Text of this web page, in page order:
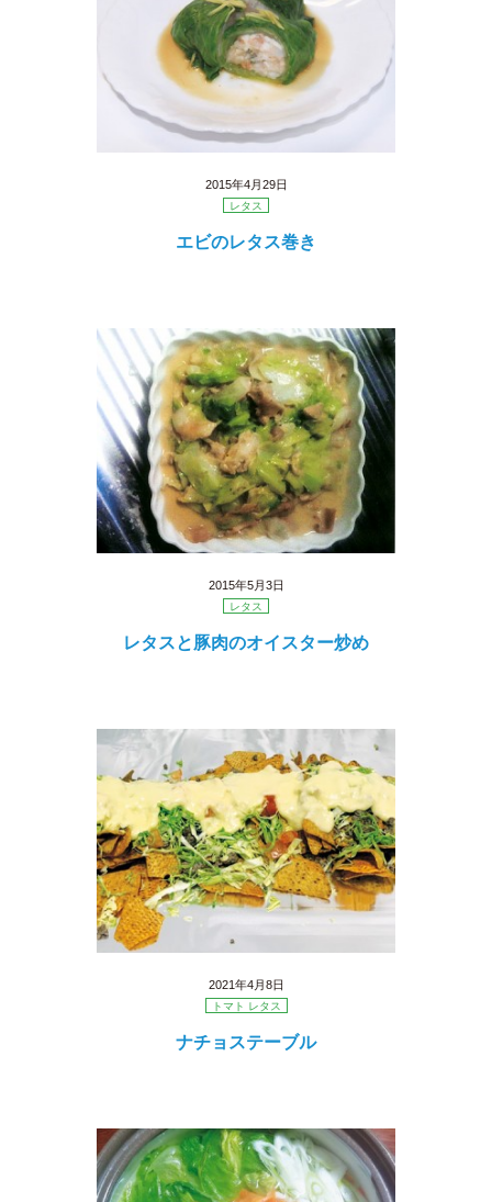
2015年4月29日
レタス
エビのレタス巻き
2015年5月3日
レタス
レタスと豚肉のオイスター炒め
2021年4月8日
トマト レタス
ナチョステーブル